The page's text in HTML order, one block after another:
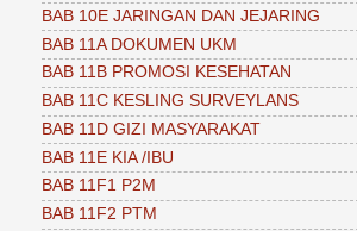
BAB 10E JARINGAN DAN JEJARING
BAB 11A DOKUMEN UKM
BAB 11B PROMOSI KESEHATAN
BAB 11C KESLING SURVEYLANS
BAB 11D GIZI MASYARAKAT
BAB 11E KIA /IBU
BAB 11F1 P2M
BAB 11F2 PTM